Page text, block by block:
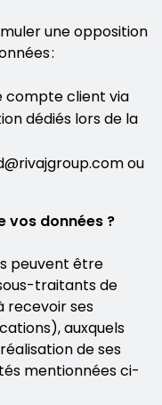
une opposition
:
compte client via
dédiés lors de la
ou
vos données ?
peuvent être
traitants de
recevoir ses
auxquels
de ses
mentionnées ci-